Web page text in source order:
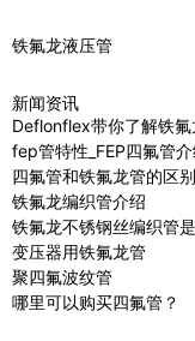
铁氟龙液压管
新闻资讯
Deflonflex带你了解铁氟
fep管特性_FEP四氟管介
四氟管和铁氟龙管的区
铁氟龙编织管介绍
铁氟龙不锈钢丝编织管
变压器用铁氟龙管
聚四氟波纹管
哪里可以购买四氟管？